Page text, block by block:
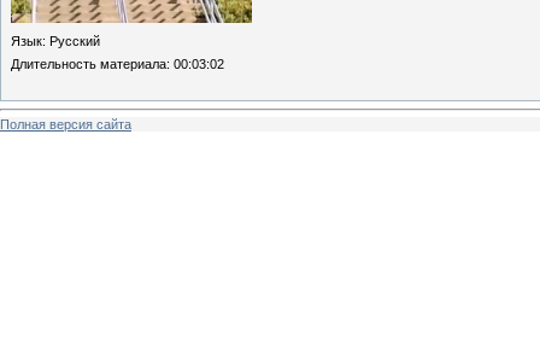
Язык: Русский
Длительность материала: 00:03:02
Полная версия сайта